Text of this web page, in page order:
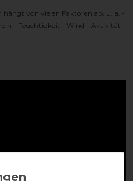
von vielen Faktoren ab, u. a. -
- Feuchtigkeit - Wind - Aktivität